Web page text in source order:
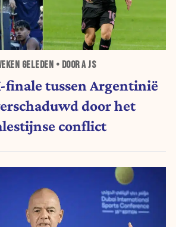
GELEDEN • DOOR A JS
finale tussen Argentinië
door het
conflict